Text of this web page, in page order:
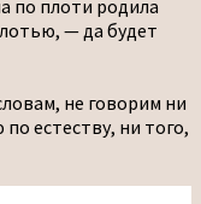
по плоти родила
— да будет
не говорим ни
естеству, ни того,